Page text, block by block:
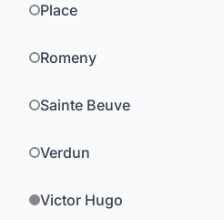
Place
Romeny
Sainte Beuve
Verdun
Victor Hugo